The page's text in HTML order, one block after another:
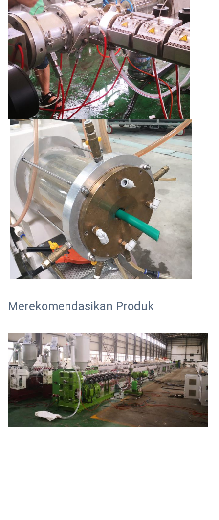
Merekomendasikan Produk